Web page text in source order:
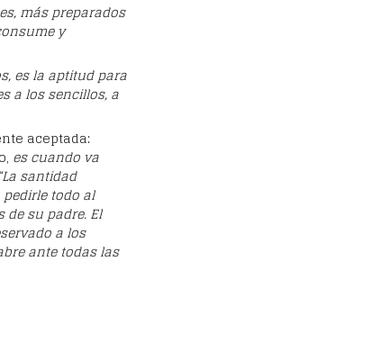
más preparados
y
es la aptitud para
a los sencillos, a
aceptada:
es cuando va
santidad
todo al
de su padre. El
a los
ante todas las